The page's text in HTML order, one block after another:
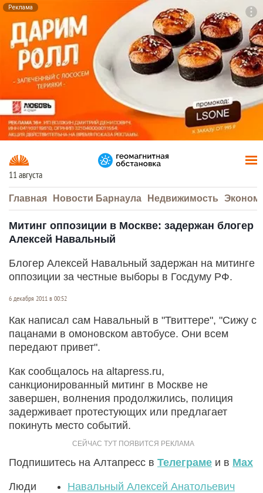
Реклама
11 августа
Главная Новости Барнаула Недвижимость
Митинг оппозиции в Москве: задержан блогер
Алексей Навальный
Блогер Алексей Навальный задержан на митинге
оппозиции за честные выборы в Госдуму РФ.
6 декабря 2011 в 00:52
Как написал сам Навальный в "Твиттере", "Сижу с
пацанами в омоновском автобусе. Они всем
передают привет".
Как сообщалось на altapress.ru,
санкционированный митинг в Москве не
завершен, волнения продолжились, полиция
задерживает протестующих или предлагает
покинуть место событий.
Подпишитесь на Алтапресс в Телеграме и в Max
Люди Навальный Алексей Анатольевич